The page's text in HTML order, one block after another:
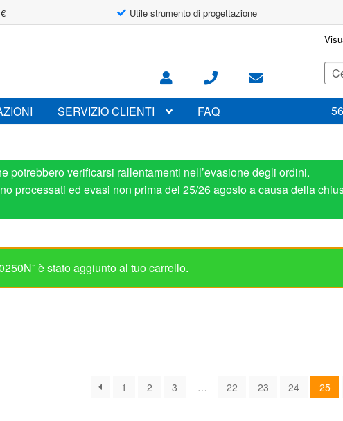
Utile strumento di progettazione
SERVIZIO CLIENTI FAQ
potrebbero verificarsi rallentamenti nell’evasione degli ordini.
processati ed evasi non prima del 25/26 agosto a causa della
è stato aggiunto al tuo carrello.
1 2 3 … 22 23 24 25